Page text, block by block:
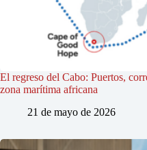
El regreso del Cabo: Puertos,
zona marítima africana
21 de mayo de 2026